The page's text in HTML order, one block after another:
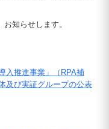
知らせします。
入推進事業」（RPA補
及び実証グループの公表